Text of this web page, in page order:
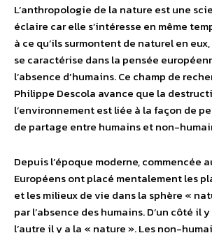
L’anthropologie de la nature est une
éclaire car elle s’intéresse en même
à ce qu’ils surmontent de naturel en
se caractérise dans la pensée
l’absence d’humains. Ce champ de
Philippe Descola avance que la
l’environnement est liée à la façon de
de partage entre humains et non-
Depuis l’époque moderne, commencée
Européens ont placé mentalement les
et les milieux de vie dans la sphère «
par l’absence des humains. D’un côté il
l’autre il y a la « nature ». Les non-